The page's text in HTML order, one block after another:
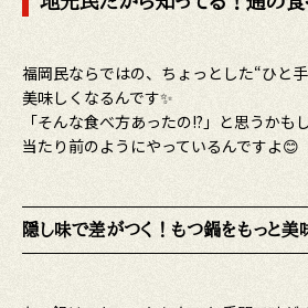
福岡民ならではの、ちょっとした“ひと
美味しくなるんです✨
「そんな食べ方あったの!?」と思うかも
当たり前のようにやっているんですよ😊
隠し味で差がつく！もつ鍋をもっと美